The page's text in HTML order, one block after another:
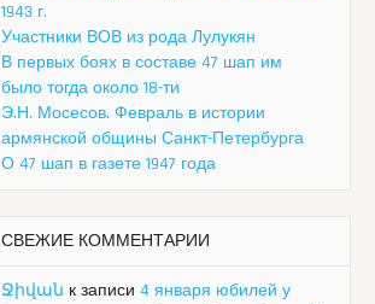
1943 г.
Участники ВОВ из рода Лулукян
В первых боях в составе 47 шап им
было тогда около 18-ти
Э.Н. Мосесов. Февраль в истории
армянской общины Санкт-Петербурга
О 47 шап в газете 1947 года
СВЕЖИЕ КОММЕНТАРИИ
Ջիվան к записи 4 января юбилей у